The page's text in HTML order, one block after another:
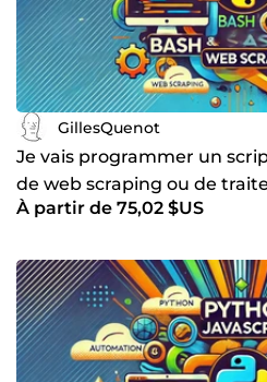
GillesQuenot
Je vais programmer un
de web scraping ou de
d'extraction
À partir de 75,02 $US